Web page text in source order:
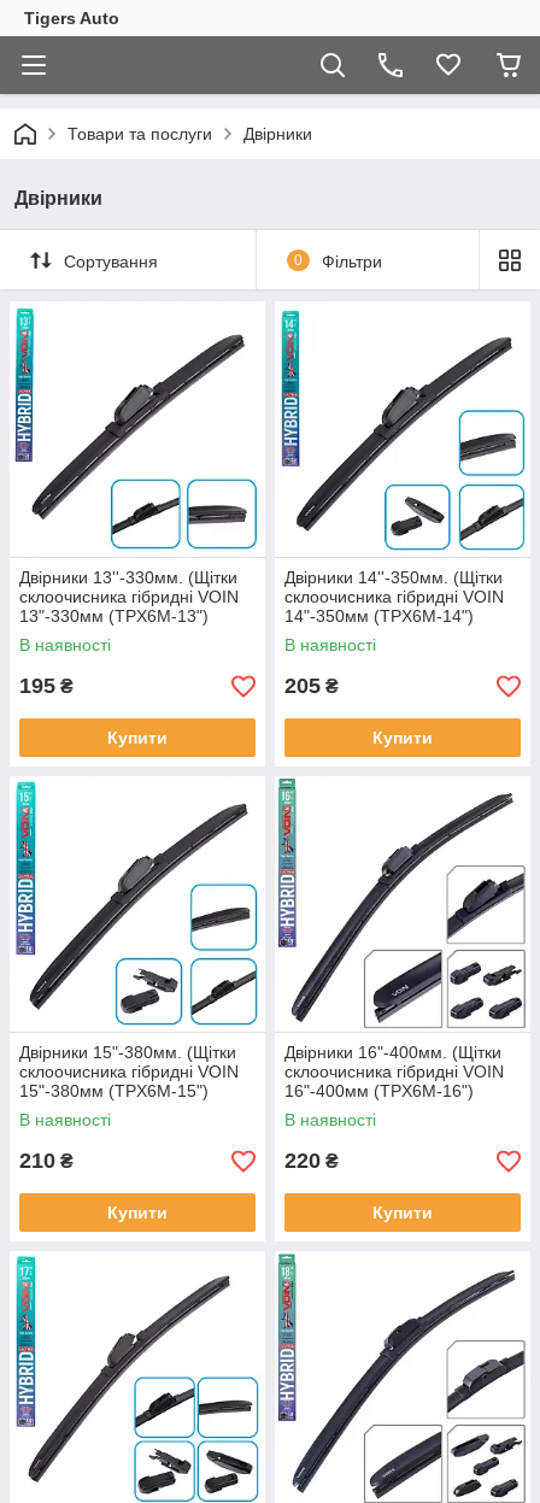
Tigers Auto
Товари та послуги Двірники
Двірники
Сортування 0 Фільтри
Двірники 13''-330мм. (Щітки
склоочисника гібридні VOIN
13"-330мм (TPX6M-13")
HYBRID Ultra (1 адаптер)
В наявності
195 ₴
Купити
Двірники 14''-350мм. (Щітки
склоочисника гібридні VOIN
14"-350мм (TPX6M-14")
HYBRID Ultra (3 адаптера)
В наявності
205 ₴
Купити
Двірники 15"-380мм. (Щітки
склоочисника гібридні VOIN
15"-380мм (TPX6M-15")
HYBRID Ultra (3 адаптера)
В наявності
210 ₴
Купити
Двірники 16"-400мм. (Щітки
склоочисника гібридні VOIN
16"-400мм (TPX6M-16")
HYBRID Ultra (5 адаптерів)
В наявності
220 ₴
Купити